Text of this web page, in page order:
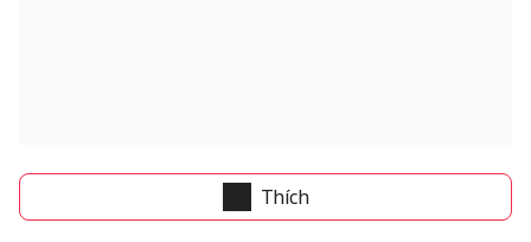
Thích